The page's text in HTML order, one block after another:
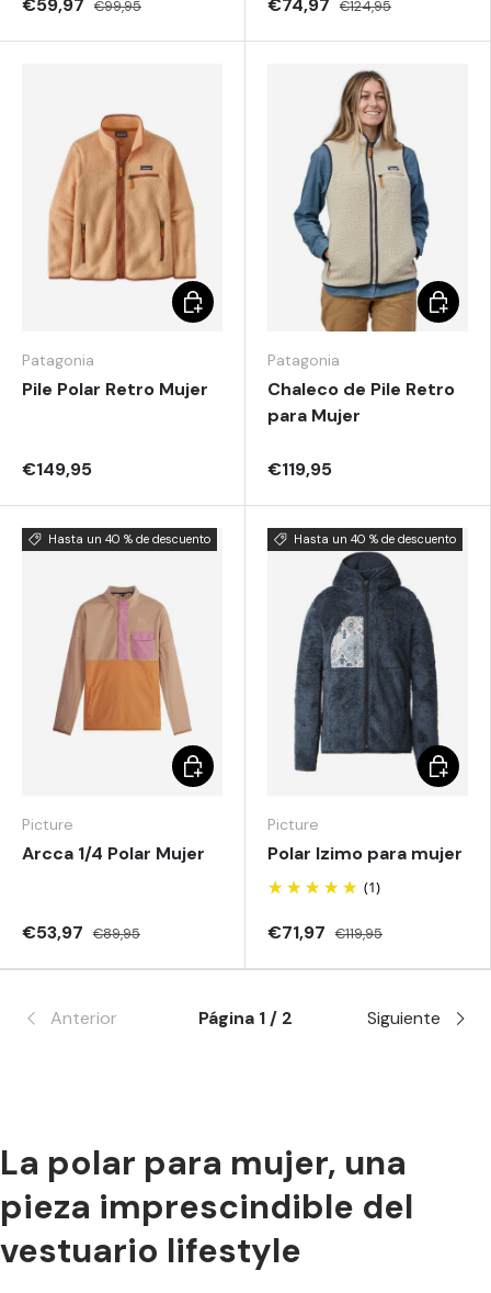
€59,97 €99,95 €74,97 €124,95
Patagonia
Pile Polar Retro Mujer
€149,95
Elegir opciones
Patagonia
Chaleco de Pile Retro
para Mujer
€119,95
Elegir
Hasta un 40 % de descuento
Picture
Arcca 1/4 Polar Mujer
€53,97 €89,95
Elegir opciones
Hasta un 40 % de descuento
Picture
Polar Izimo para mujer
(1)
€71,97 €119,95
Elegir
Anterior Página 1 / 2 Siguiente
La polar para mujer, una
pieza imprescindible del
vestuario lifestyle